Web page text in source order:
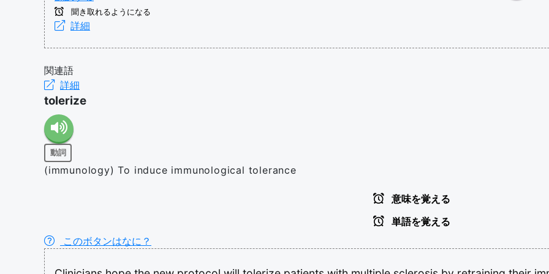
聞き取れるようになる
詳細
関連語
詳細
tolerize
動詞
(immunology) To induce immunological tolerance
意味を覚える
単語を覚える
このボタンはなに？